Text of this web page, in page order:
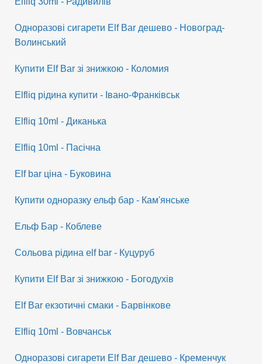
Одноразові сигарети Elf Bar дешево - Новоград-
Волинський
Купити Elf Bar зі знижкою - Коломия
Elfliq рідина купити - Івано-Франківськ
Elfliq 10ml - Диканька
Elfliq 10ml - Пасічна
Elf bar ціна - Буковина
Купити одноразку ельф бар - Кам'янське
Ельф Бар - Коблеве
Сольова рідина elf bar - Куцуруб
Купити Elf Bar зі знижкою - Богодухів
Elf Bar екзотичні смаки - Барвінкове
Elfliq 10ml - Вовчанськ
Одноразові сигарети Elf Bar дешево - Кременчук